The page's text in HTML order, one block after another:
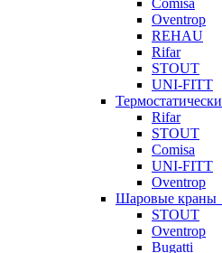
Comisa
Oventrop
REHAU
Rifar
STOUT
UNI-FITT
Rifar
STOUT
Comisa
UNI-FITT
Oventrop
Шаровые краны
STOUT
Oventrop
Bugatti